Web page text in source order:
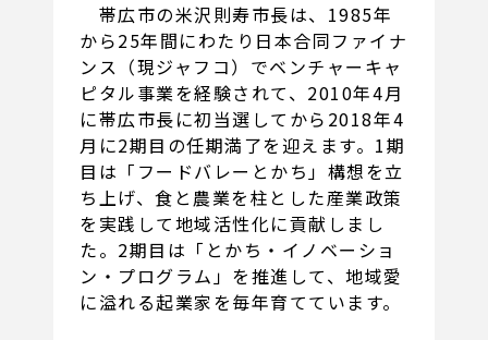
帯広市の米沢則寿市長は、1985年
から25年間にわたり日本合同ファイナ
ンス（現ジャフコ）でベンチャーキャ
ピタル事業を経験されて、2010年4月
に帯広市長に初当選してから2018年4
月に2期目の任期満了を迎えます。1期
目は「フードバレーとかち」構想を立
ち上げ、食と農業を柱とした産業政策
を実践して地域活性化に貢献しまし
た。2期目は「とかち・イノベーショ
ン・プログラム」を推進して、地域愛
に溢れる起業家を毎年育てています。